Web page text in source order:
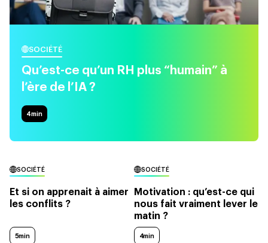
SOCIÉTÉ
Qu’est-ce qu’un RH plus “humain” à
l’ère de l’IA ?
4min
SOCIÉTÉ
Et si on apprenait à aimer
les conflits ?
5min
SOCIÉTÉ
Motivation : qu’est-ce qui
nous fait vraiment lever le
matin ?
4min